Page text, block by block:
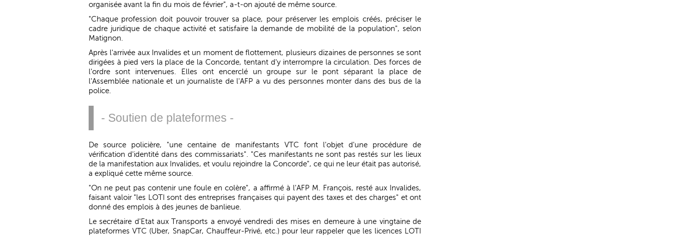
organisée avant la fin du mois de février", a-t-on ajouté de même source.
"Chaque profession doit pouvoir trouver sa place, pour préserver les emplois créés, préciser le
cadre juridique de chaque activité et satisfaire la demande de mobilité de la population", selon
Matignon.
Après l'arrivée aux Invalides et un moment de flottement, plusieurs dizaines de personnes se sont
dirigées à pied vers la place de la Concorde, tentant d'y interrompre la circulation. Des forces de
l'ordre sont intervenues. Elles ont encerclé un groupe sur le pont séparant la place de
l'Assemblée nationale et un journaliste de l'AFP a vu des personnes monter dans des bus de la
police.
- Soutien de plateformes -
De source policière, "une centaine de manifestants VTC font l'objet d'une procédure de
vérification d'identité dans des commissariats". "Ces manifestants ne sont pas restés sur les lieux
de la manifestation aux Invalides, et voulu rejoindre la Concorde", ce qui ne leur était pas autorisé,
a expliqué cette même source.
"On ne peut pas contenir une foule en colère", a affirmé à l'AFP M. François, resté aux Invalides,
faisant valoir "les LOTI sont des entreprises françaises qui payent des taxes et des charges" et ont
donné des emplois à des jeunes de banlieue.
Le secrétaire d'Etat aux Transports a envoyé vendredi des mises en demeure à une vingtaine de
plateformes VTC (Uber, SnapCar, Chauffeur-Privé, etc.) pour leur rappeler que les licences LOTI